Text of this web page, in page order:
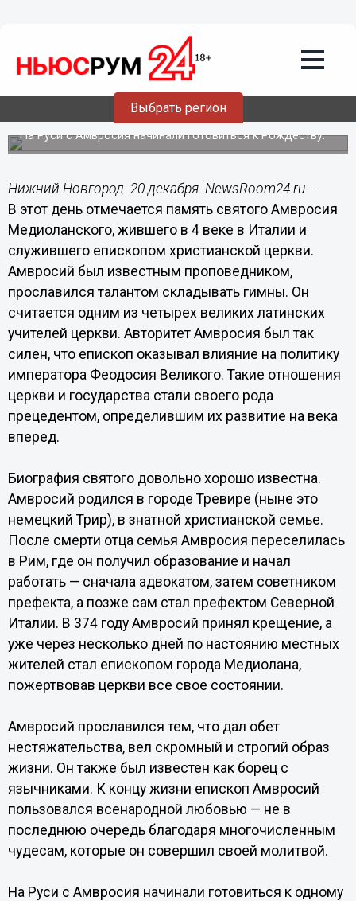
Выбрать регион
20.12.201406:00
20 декабря - Абросимов день по
народному календарю
На Руси с Амвросия начинали готовиться к Рождеству.
Нижний Новгород. 20 декабря. NewsRoom24.ru -
В этот день отмечается память святого Амвросия
Медиоланского, жившего в 4 веке в Италии и
служившего епископом христианской церкви.
Амвросий был известным проповедником,
прославился талантом складывать гимны. Он
считается одним из четырех великих латинских
учителей церкви. Авторитет Амвросия был так
силен, что епископ оказывал влияние на политику
императора Феодосия Великого. Такие отношения
церкви и государства стали своего рода
прецедентом, определившим их развитие на века
вперед.
Биография святого довольно хорошо известна.
Амвросий родился в городе Тревире (ныне это
немецкий Трир), в знатной христианской семье.
После смерти отца семья Амвросия переселилась
в Рим, где он получил образование и начал
работать — сначала адвокатом, затем советником
префекта, а позже сам стал префектом Северной
Италии. В 374 году Амвросий принял крещение, а
уже через несколько дней по настоянию местных
жителей стал епископом города Медиолана,
пожертвовав церкви все свое состоянии.
Амвросий прославился тем, что дал обет
нестяжательства, вел скромный и строгий образ
жизни. Он также был известен как борец с
язычниками. К концу жизни епископ Амвросий
пользовался всенародной любовью — не в
последнюю очередь благодаря многочисленным
чудесам, которые он совершил своей молитвой.
На Руси с Амвросия начинали готовиться к одному